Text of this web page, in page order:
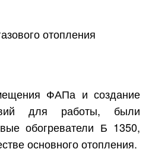
отопления
ФАПа и создание
для работы, были
обогреватели Б 1350,
основного отопления.